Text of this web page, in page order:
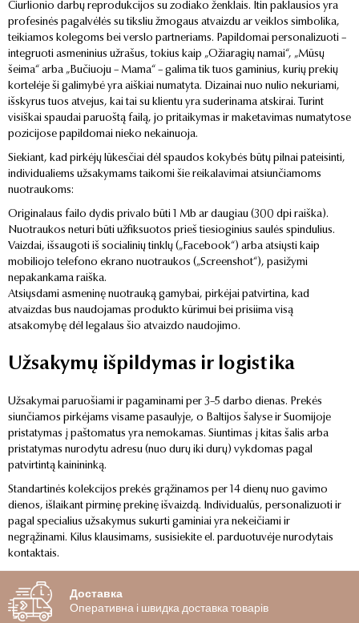
Čiurlionio darbų reprodukcijos su zodiako ženklais. Itin paklausios yra
profesinės pagalvėlės su tiksliu žmogaus atvaizdu ar veiklos simbolika,
teikiamos kolegoms bei verslo partneriams. Papildomai personalizuoti –
integruoti asmeninius užrašus, tokius kaip „Ožiaragių namai“, „Mūsų
šeima“ arba „Bučiuoju – Mama“ – galima tik tuos gaminius, kurių prekių
kortelėje ši galimybė yra aiškiai numatyta. Dizainai nuo nulio nekuriami,
išskyrus tuos atvejus, kai tai su klientu yra suderinama atskirai. Turint
visiškai spaudai paruoštą failą, jo pritaikymas ir maketavimas numatytose
pozicijose papildomai nieko nekainuoja.
Siekiant, kad pirkėjų lūkesčiai dėl spaudos kokybės būtų pilnai pateisinti,
individualiems užsakymams taikomi šie reikalavimai atsiunčiamoms
nuotraukoms:
Originalaus failo dydis privalo būti 1 Mb ar daugiau (300 dpi raiška).
Nuotraukos neturi būti užfiksuotos prieš tiesioginius saulės spindulius.
Vaizdai, išsaugoti iš socialinių tinklų („Facebook“) arba atsiųsti kaip
mobiliojo telefono ekrano nuotraukos („Screenshot“), pasižymi
nepakankama raiška.
Atsiųsdami asmeninę nuotrauką gamybai, pirkėjai patvirtina, kad
atvaizdas bus naudojamas produkto kūrimui bei prisiima visą
atsakomybę dėl legalaus šio atvaizdo naudojimo.
Užsakymų išpildymas ir logistika
Užsakymai paruošiami ir pagaminami per 3–5 darbo dienas. Prekės
siunčiamos pirkėjams visame pasaulyje, o Baltijos šalyse ir Suomijoje
pristatymas į paštomatus yra nemokamas. Siuntimas į kitas šalis arba
pristatymas nurodytu adresu (nuo durų iki durų) vykdomas pagal
patvirtintą kainininką.
Standartinės kolekcijos prekės grąžinamos per 14 dienų nuo gavimo
dienos, išlaikant pirminę prekinę išvaizdą. Individualūs, personalizuoti ir
pagal specialius užsakymus sukurti gaminiai yra nekeičiami ir
negrąžinami. Kilus klausimams, susisiekite el. parduotuvėje nurodytais
kontaktais.
Доставка
Оперативна і швидка доставка товарів